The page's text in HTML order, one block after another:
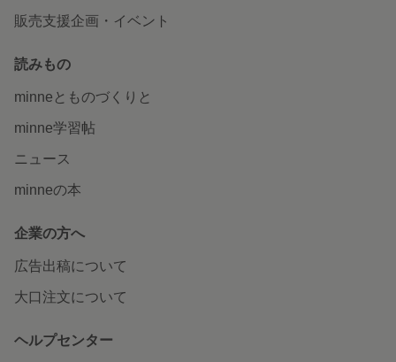
販売支援企画・イベント
読みもの
minneとものづくりと
minne学習帖
ニュース
minneの本
企業の方へ
広告出稿について
大口注文について
ヘルプセンター